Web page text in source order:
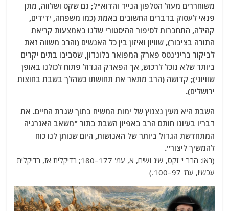
משוחררים מעול הטלפון הנייד והדוא"ל; גם שקט ושלווה, מתן
פנאי לעסוק בדברים החשובים באמת (כמו משפחה, ידידים,
קהילה, התחברות לסיפור ההיסטורי שלנו באמצעות קריאת
התורה בציבור), שוויון ואיזון בין כל האנשים (והרב משווה זאת
לביקור בריג'נטס פארק המפואר בלונדון, שסביבו בתים יקרים
ביותר שלא נוכל לרכוש, אך הפארק הגדול פתוח לכולנו באופן
שוויוני); קדושה (הרב מתאר את תחושתו כשהלך בשבת בחוצות
ירושלים).
השבת היא מעין נצנוץ של ימות המשיח בתוך שגרת החיים. את
דבריו בעיונו חותם הרב באפיון השבת בתור "משאב האנרגיה
המתחדשת הגדול ביותר של האנושות, היום שנותן לנו כוח
להמשיך ליצור".
(ראו: הרב י' זקס, שיג ושיח, א, עמ' 177–180; רדיקלית אז, רדיקלית
עכשיו, עמ' 97–100.)